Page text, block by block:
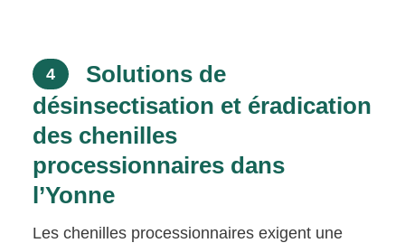
4
Solutions de
désinsectisation et éradication
des chenilles
processionnaires dans
l’Yonne
Les chenilles processionnaires exigent une